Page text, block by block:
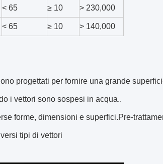
< 65 ≥ 10 > 230,000
< 65 ≥ 10 > 140,000
progettati per fornire una grande
i vettori sono sospesi in acqua..
forme, dimensioni e superfici.Pre-
tipi di vettori